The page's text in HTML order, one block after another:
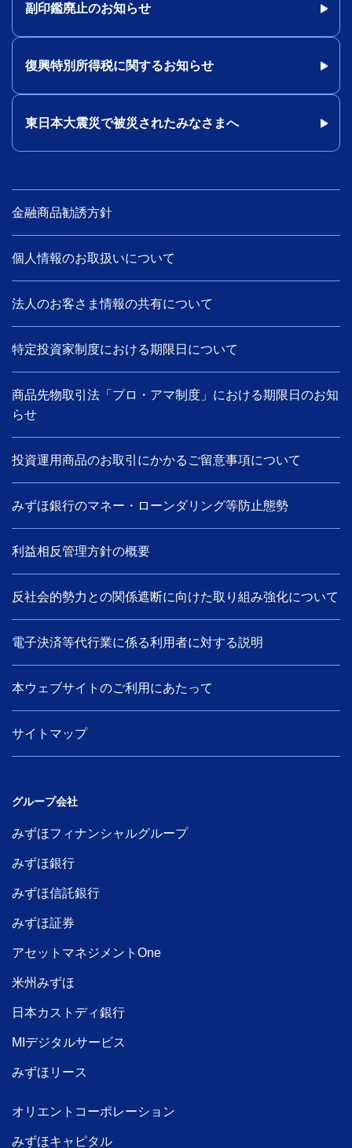
副印鑑廃止のお知らせ
復興特別所得税に関するお知らせ
東日本大震災で被災されたみなさまへ
金融商品勧誘方針
個人情報のお取扱いについて
法人のお客さま情報の共有について
特定投資家制度における期限日について
商品先物取引法「プロ・アマ制度」における期限日のお知
らせ
投資運用商品のお取引にかかるご留意事項について
みずほ銀行のマネー・ローンダリング等防止態勢
利益相反管理方針の概要
反社会的勢力との関係遮断に向けた取り組み強化について
電子決済等代行業に係る利用者に対する説明
本ウェブサイトのご利用にあたって
サイトマップ
グループ会社
みずほフィナンシャルグループ
みずほ銀行
みずほ信託銀行
みずほ証券
アセットマネジメントOne
米州みずほ
日本カストディ銀行
MIデジタルサービス
みずほリース
オリエントコーポレーション
みずほキャピタル